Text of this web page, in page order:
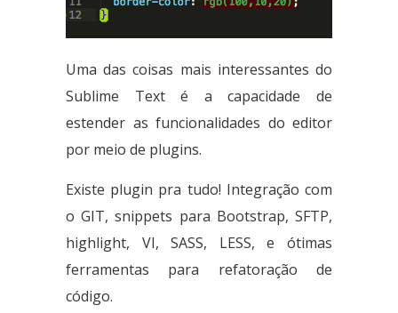
Uma das coisas mais interessantes do
Sublime Text é a capacidade de
estender as funcionalidades do editor
por meio de plugins.
Existe plugin pra tudo! Integração com
o GIT, snippets para Bootstrap, SFTP,
highlight, VI, SASS, LESS, e ótimas
ferramentas para refatoração de
código.